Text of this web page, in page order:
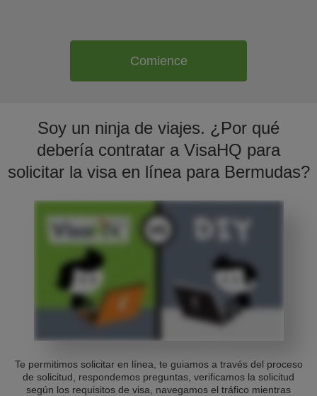
Comience
Soy un ninja de viajes. ¿Por qué
debería contratar a VisaHQ para
solicitar la visa en línea para Bermudas?
Te permitimos solicitar en línea, te guiamos a través del proceso
de solicitud, respondemos preguntas, verificamos la solicitud
según los requisitos de visa, navegamos el tráfico mientras